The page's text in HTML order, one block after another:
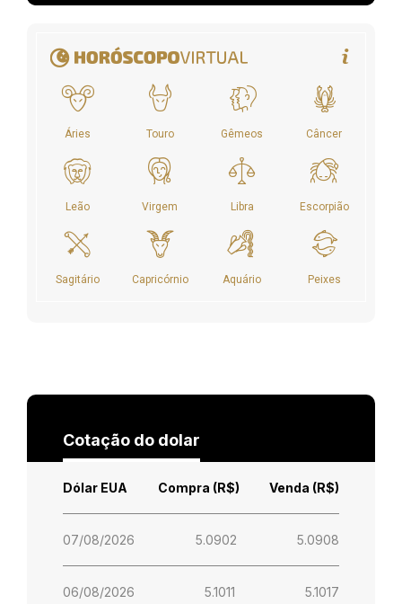
Cotação do dolar
Dólar EUA Compra (R$) Venda (R$)
07/08/2026 5.0902 5.0908
06/08/2026 5.1011 5.1017